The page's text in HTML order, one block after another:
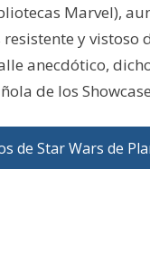
Marvel),
y
anecdótico,
de los
de Star Wars de